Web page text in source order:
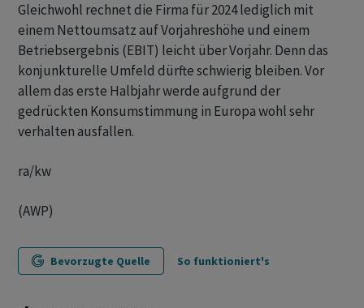
Gleichwohl rechnet die Firma für 2024 lediglich mit
einem Nettoumsatz auf Vorjahreshöhe und einem
Betriebsergebnis (EBIT) leicht über Vorjahr. Denn das
konjunkturelle Umfeld dürfte schwierig bleiben. Vor
allem das erste Halbjahr werde aufgrund der
gedrückten Konsumstimmung in Europa wohl sehr
verhalten ausfallen.
ra/kw
(AWP)
Bevorzugte Quelle So funktioniert's